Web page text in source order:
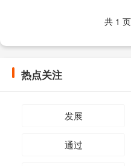
共 1
热点关注
发展
通过